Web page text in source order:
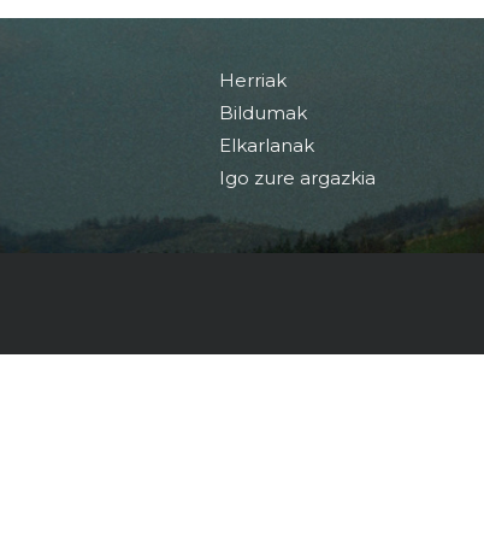
Herriak
Bildumak
Elkarlanak
Igo zure argazkia